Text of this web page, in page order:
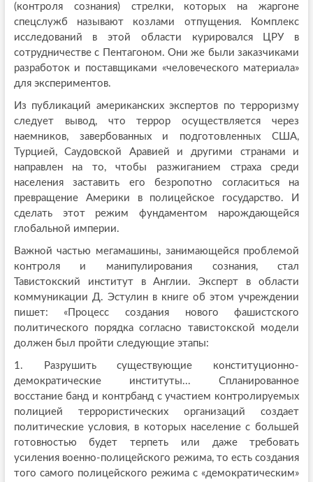
(контроля сознания) стрелки, которых на жаргоне
спецслужб называют козлами отпущения. Комплекс
исследований в этой области курировался ЦРУ в
сотрудничестве с Пентагоном. Они же были заказчиками
разработок и поставщиками «человеческого материала»
для экспериментов.
Из публикаций американских экспертов по терроризму
следует вывод, что террор осуществляется через
наемников, завербованных и подготовленных США,
Турцией, Саудовской Аравией и другими странами и
направлен на то, чтобы разжиганием страха среди
населения заставить его безропотно согласиться на
превращение Америки в полицейское государство. И
сделать этот режим фундаментом нарождающейся
глобальной империи.
Важной частью мегамашины, занимающейся проблемой
контроля и манипулирования сознания, стал
Тавистокский институт в Англии. Эксперт в области
коммуникации Д. Эстулин в книге об этом учреждении
пишет: «Процесс создания нового фашистского
политического порядка согласно тавистокской модели
должен был пройти следующие этапы:
1. Разрушить существующие конституционно-
демократические институты... Спланированное
восстание банд и контрбанд с участием контролируемых
полицией террористических организаций создает
политические условия, в которых население с большей
готовностью будет терпеть или даже требовать
усиления военно-полицейского режима, то есть создания
того самого полицейского режима с «демократическим»